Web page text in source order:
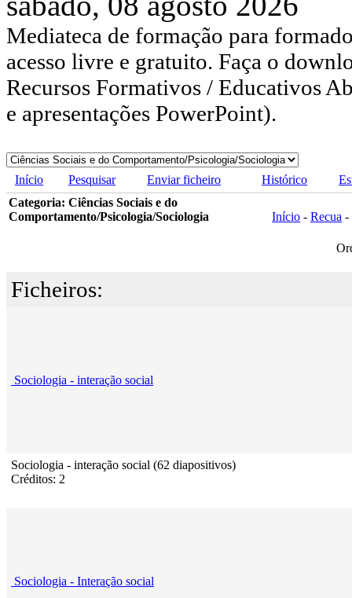
Mediateca de formação para
acesso livre e gratuito. Faça o
Recursos Formativos / Educativos
e apresentações PowerPoint).
Início Pesquisar Enviar ficheiro Histórico
Categoria: Ciências Sociais e do
Comportamento/Psicologia/Sociologia
Início - Recua -
Ficheiros:
Sociologia - interação social
Sociologia - interação social (62 diapositivos)
Créditos: 2
Sociologia - Interação social